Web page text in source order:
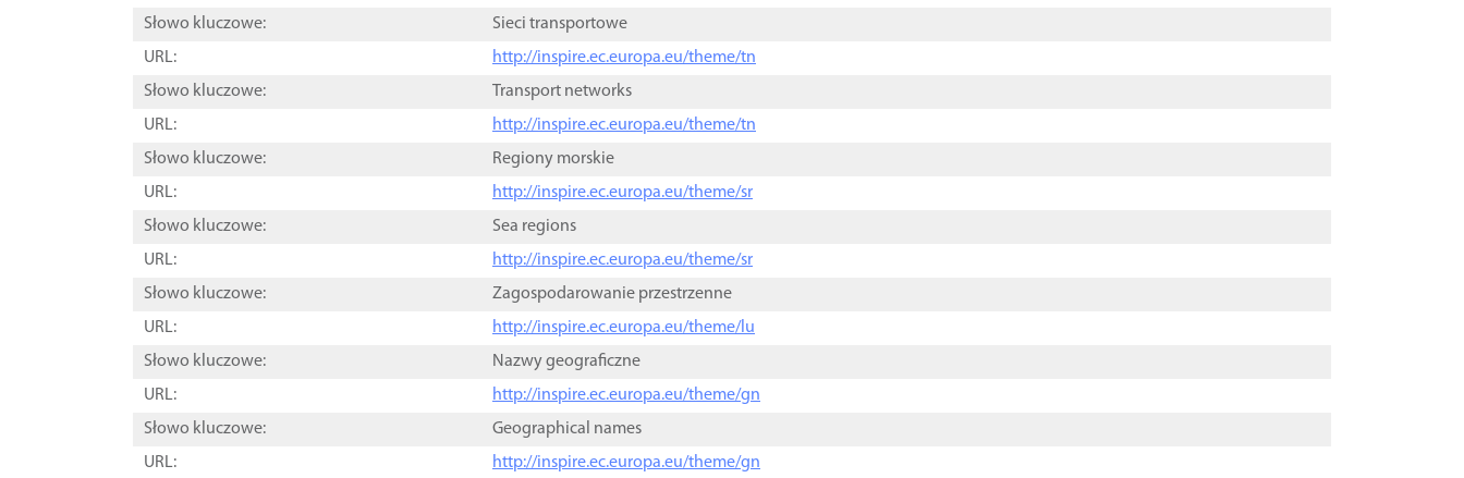
Słowo kluczowe:
Sieci transportowe
URL:
http://inspire.ec.europa.eu/theme/tn
Słowo kluczowe:
Transport networks
URL:
http://inspire.ec.europa.eu/theme/tn
Słowo kluczowe:
Regiony morskie
URL:
http://inspire.ec.europa.eu/theme/sr
Słowo kluczowe:
Sea regions
URL:
http://inspire.ec.europa.eu/theme/sr
Słowo kluczowe:
Zagospodarowanie przestrzenne
URL:
http://inspire.ec.europa.eu/theme/lu
Słowo kluczowe:
Nazwy geograficzne
URL:
http://inspire.ec.europa.eu/theme/gn
Słowo kluczowe:
Geographical names
URL:
http://inspire.ec.europa.eu/theme/gn